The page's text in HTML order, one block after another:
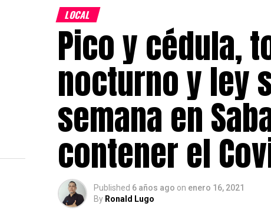
LOCAL
Pico y cédula,
nocturno y ley
semana en
contener el
Published 6 años ago on enero 16, 2021
By Ronald Lugo